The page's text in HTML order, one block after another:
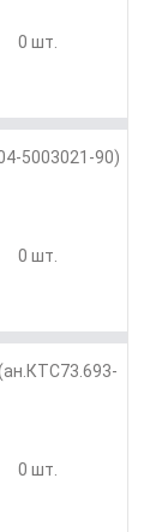
0 шт.
5003021-90)
0 шт.
0 шт.